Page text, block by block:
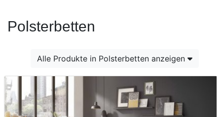
Polsterbetten
Alle Produkte in Polsterbetten anzeigen
Möbel-
Finanzierung
Markenwelt